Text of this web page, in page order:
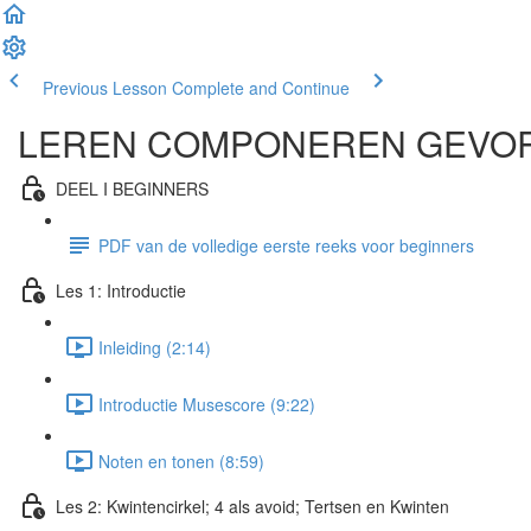
Previous Lesson Complete and Continue
LEREN COMPONEREN
DEEL I BEGINNERS
PDF van de volledige eerste reeks voor beginners
Les 1: Introductie
Inleiding (2:14)
Introductie Musescore (9:22)
Noten en tonen (8:59)
Les 2: Kwintencirkel; 4 als avoid; Tertsen en Kwinten